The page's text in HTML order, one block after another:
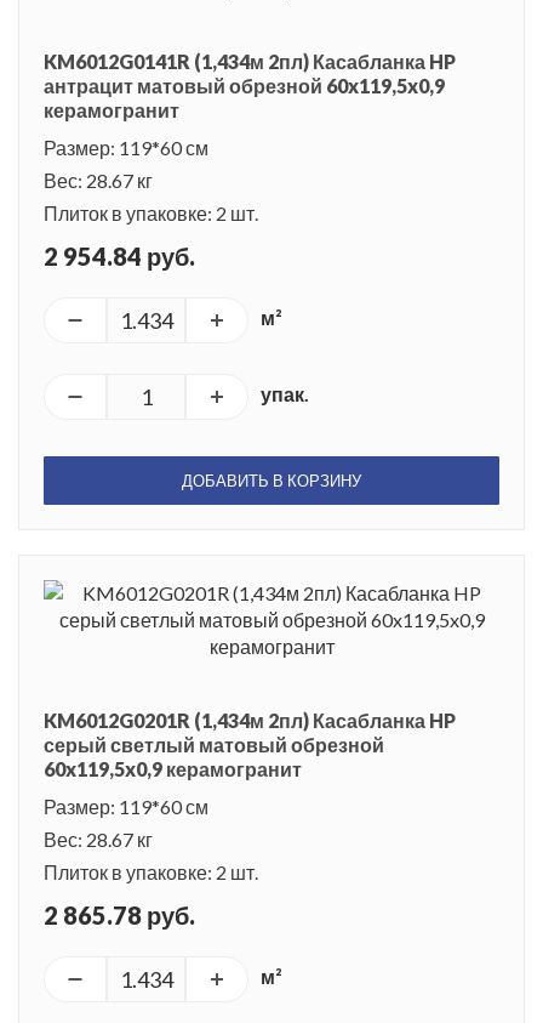
KM6012G0141R (1,434м 2пл) Касабланка HP
антрацит матовый обрезной 60x119,5x0,9
керамогранит
Размер: 119*60 см
Вес: 28.67 кг
Плиток в упаковке: 2 шт.
2 954.84 руб.
м²
упак.
ДОБАВИТЬ В КОРЗИНУ
KM6012G0201R (1,434м 2пл) Касабланка HP
серый светлый матовый обрезной
60x119,5x0,9 керамогранит
Размер: 119*60 см
Вес: 28.67 кг
Плиток в упаковке: 2 шт.
2 865.78 руб.
м²